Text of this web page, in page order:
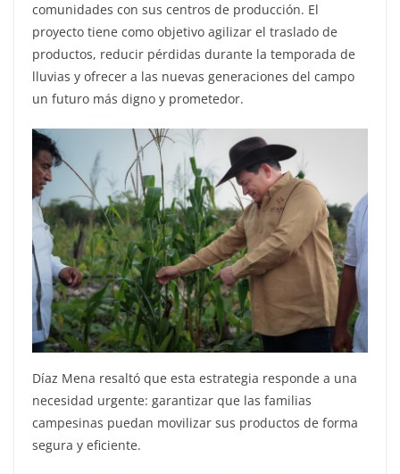
comunidades con sus centros de producción. El
proyecto tiene como objetivo agilizar el traslado de
productos, reducir pérdidas durante la temporada de
lluvias y ofrecer a las nuevas generaciones del campo
un futuro más digno y prometedor.
Díaz Mena resaltó que esta estrategia responde a una
necesidad urgente: garantizar que las familias
campesinas puedan movilizar sus productos de forma
segura y eficiente.